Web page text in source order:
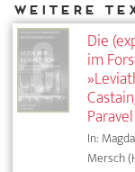
Die
im
Paravel
In:
Mersch